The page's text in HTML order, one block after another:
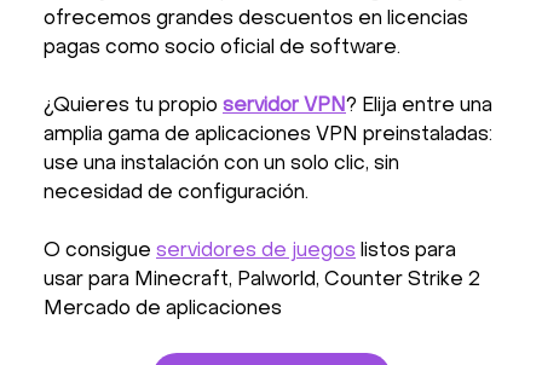
ofrecemos grandes descuentos en licencias
pagas como socio oficial de software.
¿Quieres tu propio servidor VPN? Elija entre una
amplia gama de aplicaciones VPN preinstaladas:
use una instalación con un solo clic, sin
necesidad de configuración.
O consigue servidores de juegos listos para
usar para Minecraft, Palworld, Counter Strike 2
Mercado de aplicaciones